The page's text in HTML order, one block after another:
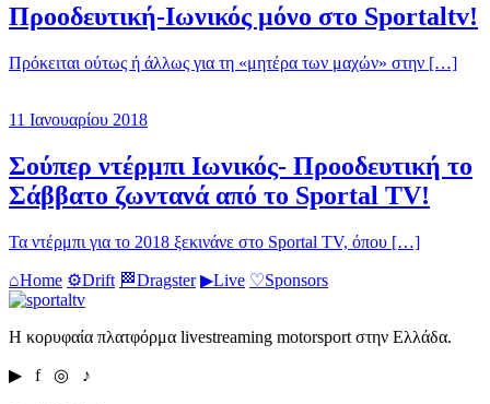
Προοδευτική-Ιωνικός μόνο στο Sportaltv!
Πρόκειται ούτως ή άλλως για τη «μητέρα των μαχών» στην […]
11 Ιανουαρίου 2018
Σούπερ ντέρμπι Ιωνικός- Προοδευτική το
Σάββατο ζωντανά από το Sportal TV!
Τα ντέρμπι για το 2018 ξεκινάνε στο Sportal TV, όπου […]
⌂Home ⚙Drift 🏁Dragster ▶Live ♡Sponsors
Η κορυφαία πλατφόρμα livestreaming motorsport στην Ελλάδα.
▶ f ◎ ♪